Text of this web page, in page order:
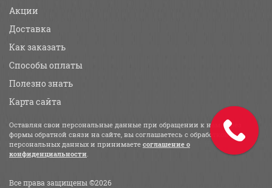
Акции
Доставка
Как заказать
Способы оплаты
Полезно знать
Карта сайта
Оставляя свои персональные данные при обращении к нам через
формы обратной связи на сайте, вы соглашаетесь с обработкой
персональных данных и принимаете соглашение о
конфиденциальности.
Все права защищены ©2026